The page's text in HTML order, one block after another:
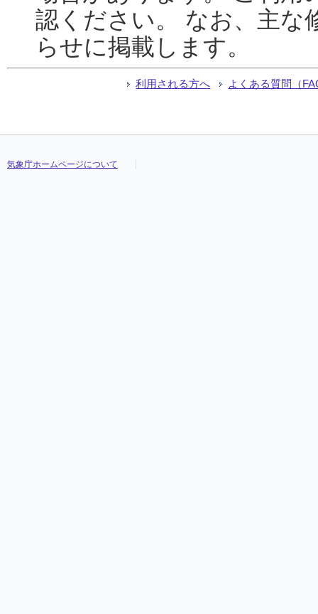
認ください。 なお、主な
らせに掲載します。
利用される方へ よくある質問（
気象庁ホームページについて